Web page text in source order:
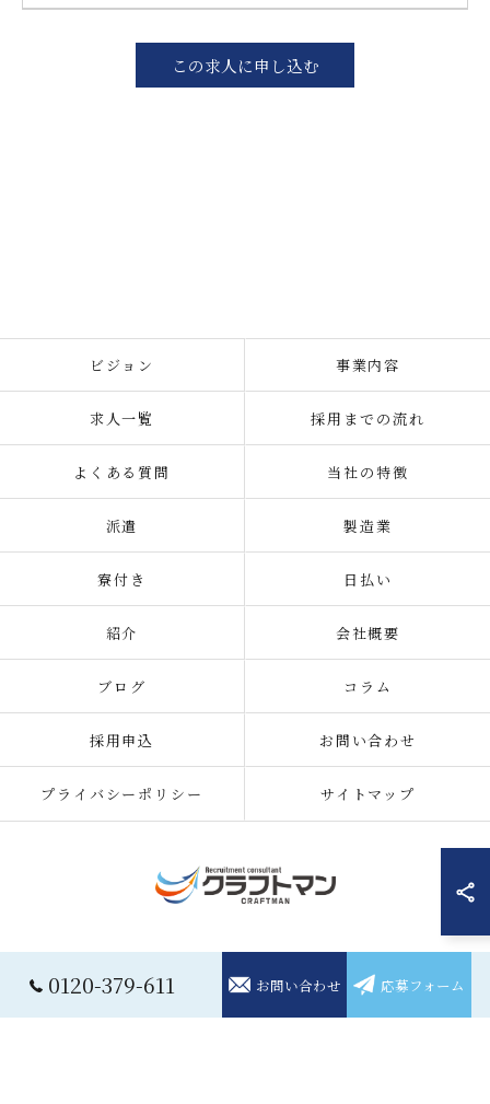
この求人に申し込む
0120-379-611 お問い合わせ 応募フォーム
ビジョン 事業内容
求人一覧 採用までの流れ
よくある質問 当社の特徴
派遣 製造業
寮付き 日払い
紹介 会社概要
ブログ コラム
採用申込 お問い合わせ
プライバシーポリシー サイトマップ
© 2026 住み込みの仕事の求人なら株式会社クラフトマン ALL RIGHTS
RESERVED.